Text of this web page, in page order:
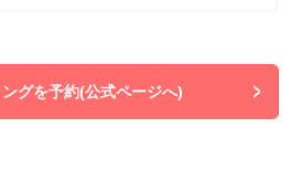
グを予約(公式ページへ)